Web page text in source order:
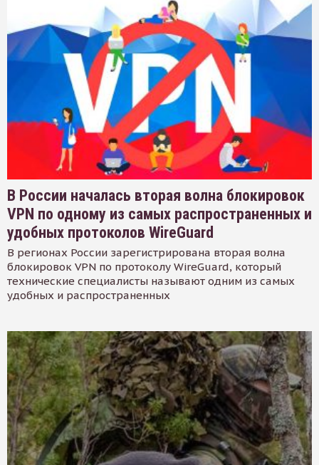
В России началась вторая волна блокировок
VPN по одному из самых распространенных и
удобных протоколов WireGuard
В регионах России зарегистрирована вторая волна
блокировок VPN по протоколу WireGuard, который
технические специалисты называют одним из самых
удобных и распространенных